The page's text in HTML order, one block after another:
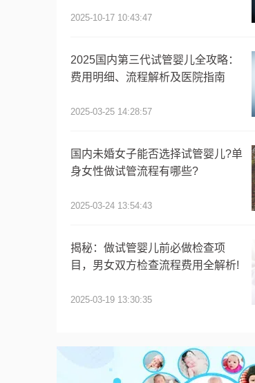
2025-10-17 10:43:47
2025国内第三代试管婴儿全攻略：
费用明细、流程解析及医院指南
2025-03-25 14:28:57
国内未婚女子能否选择试管婴儿?单
身女性做试管流程有哪些?
2025-03-24 13:54:43
揭秘：做试管婴儿前必做检查项
目，男女双方检查流程费用全解析!
2025-03-19 13:30:35